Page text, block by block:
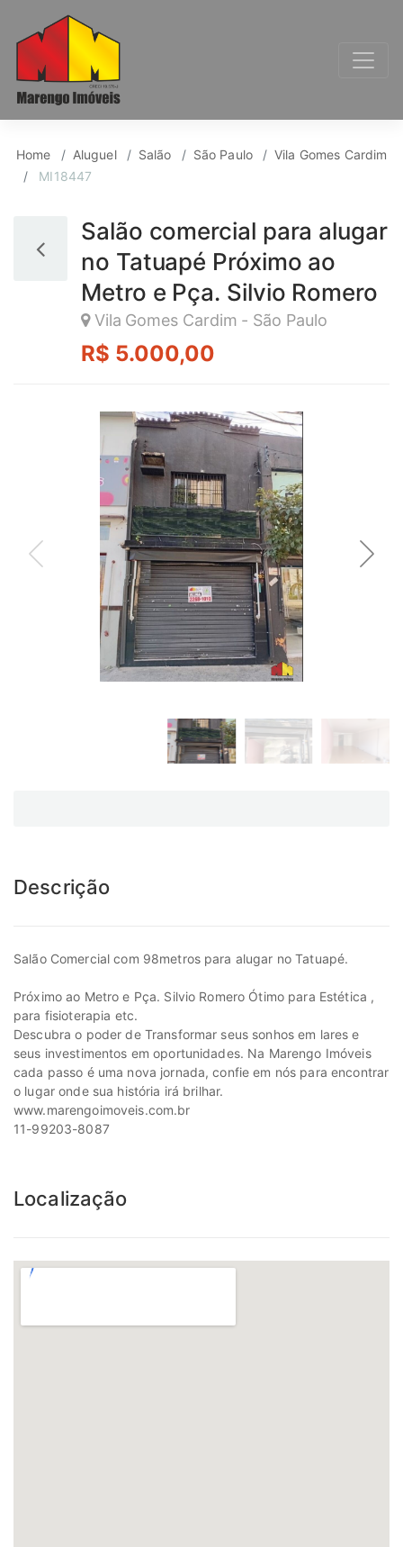
Salão para Aluguel,
Home Aluguel Salão São Paulo
Vila Gomes Cardim
MI18447
Salão comercial para alugar
no Tatuapé Próximo ao
Metro e Pça. Silvio Romero
Vila Gomes Cardim - São Paulo
R$ 5.000,00
Descrição
Salão Comercial com 98metros para alugar no Tatuapé.
Próximo ao Metro e Pça. Silvio Romero Ótimo para Estética ,
para fisioterapia etc.
Descubra o poder de Transformar seus sonhos em lares e
seus investimentos em oportunidades. Na Marengo Imóveis
cada passo é uma nova jornada, confie em nós para encontrar
o lugar onde sua história irá brilhar.
www.marengoimoveis.com.br
11-99203-8087
Localização